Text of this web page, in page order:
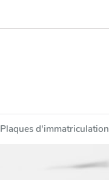
Plaques d'immatriculation